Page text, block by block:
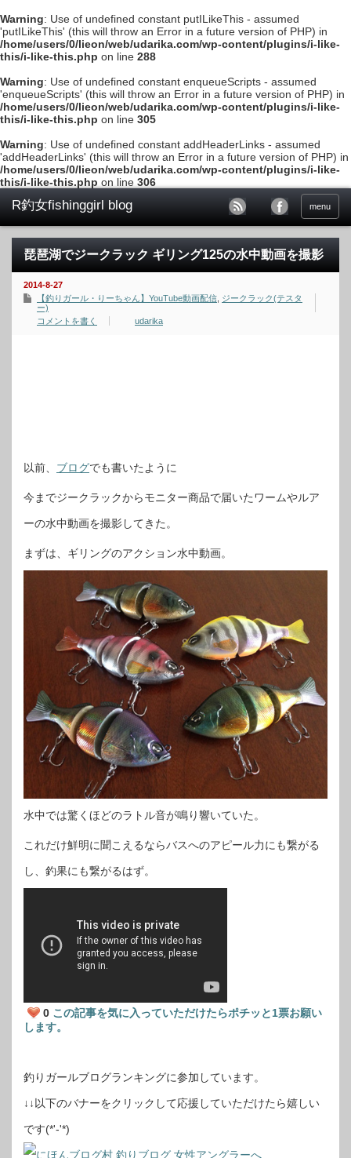
Warning: Use of undefined constant putILikeThis - assumed
'putILikeThis' (this will throw an Error in a future version of PHP) in
/home/users/0/lieon/web/udarika.com/wp-content/plugins/i-like-
this/i-like-this.php on line 288
Warning: Use of undefined constant enqueueScripts - assumed
'enqueueScripts' (this will throw an Error in a future version of PHP) in
/home/users/0/lieon/web/udarika.com/wp-content/plugins/i-like-
this/i-like-this.php on line 305
Warning: Use of undefined constant addHeaderLinks - assumed
'addHeaderLinks' (this will throw an Error in a future version of PHP) in
/home/users/0/lieon/web/udarika.com/wp-content/plugins/i-like-
this/i-like-this.php on line 306
menu
琵琶湖でジークラック ギリング125の水中動画を撮影
2014-8-27
【釣りガール・りーちゃん】YouTube動画配信 ジークラック(テスタ
ー)
コメントを書く
udarika
以前、 ブログでも書いたように
今までジークラックからモニター商品で届いたワームやルア
ーの水中動画を撮影してきた。
まずは、ギリングのアクション水中動画。
水中では驚くほどのラトル音が鳴り響いていた。
これだけ鮮明に聞こえるならバスへのアピール力にも繋がる
し、釣果にも繋がるはず。
0 この記事を気に入っていただけたらポチッと1票お願い
します。
釣りガールブログランキングに参加しています。
↓↓以下のバナーをクリックして応援していただけたら嬉しい
です(*'-'*)